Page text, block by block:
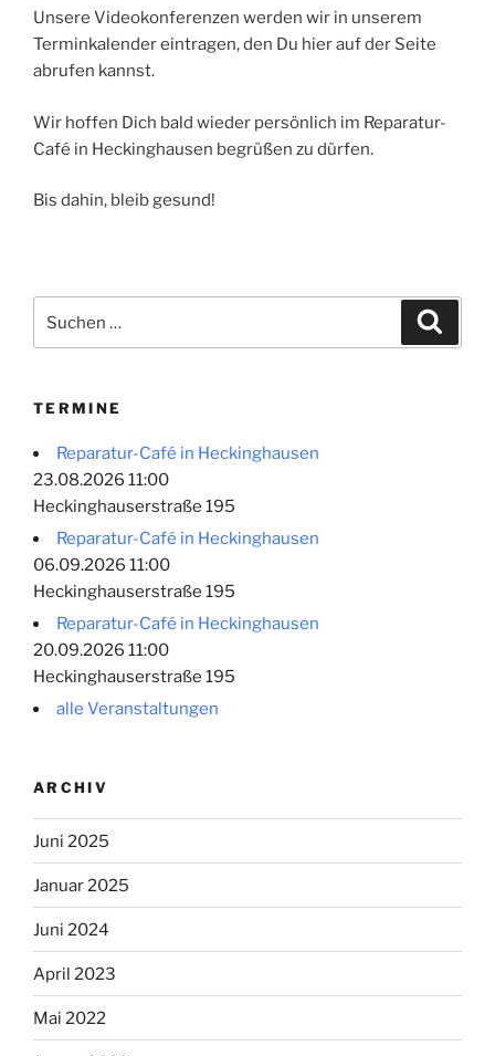
Unsere Videokonferenzen werden wir in unserem
Terminkalender eintragen, den Du hier auf der Seite
abrufen kannst.
Wir hoffen Dich bald wieder persönlich im Reparatur-
Café in Heckinghausen begrüßen zu dürfen.
Bis dahin, bleib gesund!
nach:
TERMINE
Reparatur-Café in Heckinghausen
23.08.2026 11:00
Heckinghauserstraße 195
Reparatur-Café in Heckinghausen
06.09.2026 11:00
Heckinghauserstraße 195
Reparatur-Café in Heckinghausen
20.09.2026 11:00
Heckinghauserstraße 195
alle Veranstaltungen
ARCHIV
Juni 2025
Januar 2025
Juni 2024
April 2023
Mai 2022